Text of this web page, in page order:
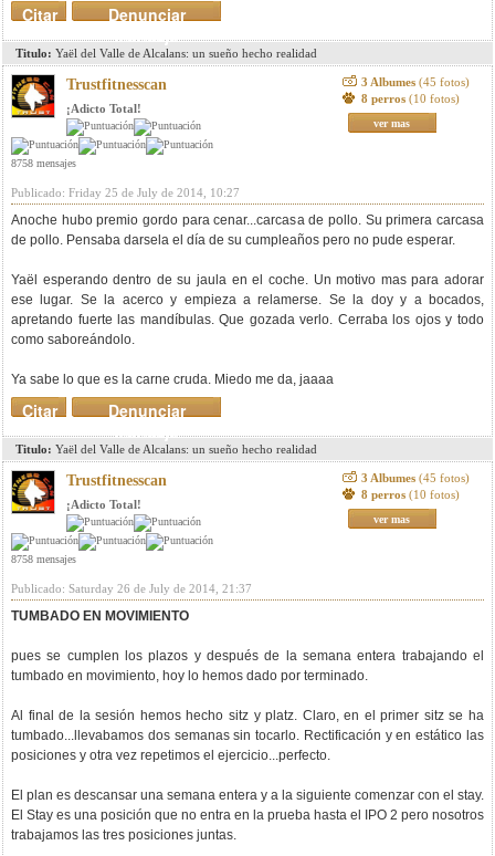
Denunciar
mensaje
Citar
Titulo: Yaël del Valle de Alcalans: un sueño hecho realidad
Trustfitnesscan
¡Adicto Total!
8758 mensajes
3 Albumes (45 fotos)
8 perros (10 fotos)
ver mas
Publicado: Friday 25 de July de 2014, 10:27
Anoche hubo premio gordo para cenar...carcasa de pollo. Su primera carcasa
de pollo. Pensaba darsela el día de su cumpleaños pero no pude esperar.
Yaël esperando dentro de su jaula en el coche. Un motivo mas para adorar
ese lugar. Se la acerco y empieza a relamerse. Se la doy y a bocados,
apretando fuerte las mandíbulas. Que gozada verlo. Cerraba los ojos y todo
como saboreándolo.
Ya sabe lo que es la carne cruda. Miedo me da, jaaaa
Denunciar
mensaje
Citar
Titulo: Yaël del Valle de Alcalans: un sueño hecho realidad
Trustfitnesscan
¡Adicto Total!
8758 mensajes
3 Albumes (45 fotos)
8 perros (10 fotos)
ver mas
Publicado: Saturday 26 de July de 2014, 21:37
TUMBADO EN MOVIMIENTO
pues se cumplen los plazos y después de la semana entera trabajando el
tumbado en movimiento, hoy lo hemos dado por terminado.
Al final de la sesión hemos hecho sitz y platz. Claro, en el primer sitz se ha
tumbado...llevabamos dos semanas sin tocarlo. Rectificación y en estático las
posiciones y otra vez repetimos el ejercicio...perfecto.
El plan es descansar una semana entera y a la siguiente comenzar con el stay.
El Stay es una posición que no entra en la prueba hasta el IPO 2 pero nosotros
trabajamos las tres posiciones juntas.